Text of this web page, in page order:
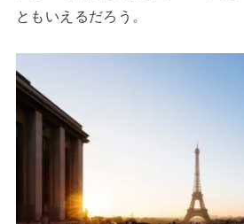
ともいえるだろう。